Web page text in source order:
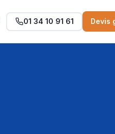
01 34 10 91 61 Devis